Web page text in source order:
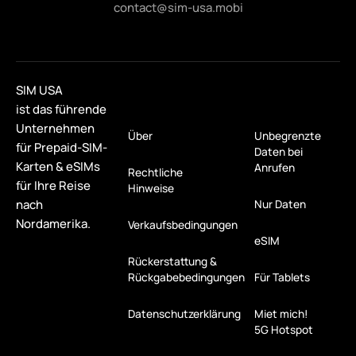
contact@sim-usa.mobi
SIM USA
ist das führende
Unternehmen
für Prepaid-SIM-
Karten & eSIMs
für Ihre Reise
nach
Nordamerika.
Über
Rechtliche
Hinweise
Verkaufsbedingungen
Rückerstattung &
Rückgabebedingungen
Datenschutzerklärung
Unbegrenzte
Daten bei
Anrufen
Nur Daten
eSIM
Für Tablets
Miet mich!
5G Hotspot